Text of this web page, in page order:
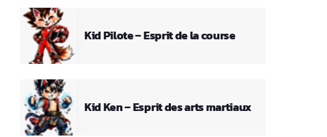
Kid Pilote – Esprit de la course
Kid Ken – Esprit des arts martiaux